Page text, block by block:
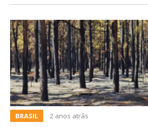
BRASIL 2 anos atrás